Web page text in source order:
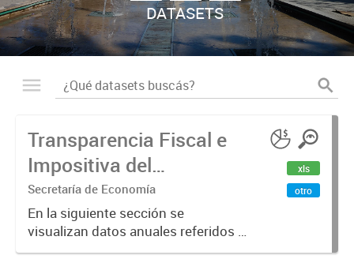
DATASETS
Transparencia Fiscal e
Impositiva del
Municipio. Año 2023
Secretaría de Economía
En la siguiente sección se
visualizan datos anuales referidos a
la transparencia fiscal e impositiva
xls
otro